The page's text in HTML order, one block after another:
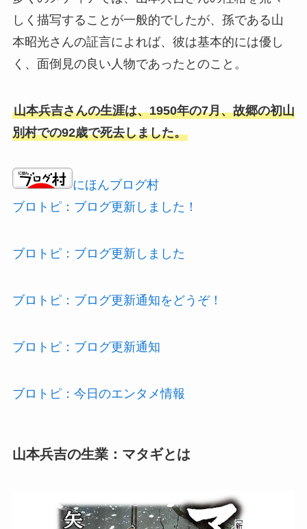
しく描写することが一般的でしたが、孫である山
本昭光さんの証言によれば、彼は基本的には優し
く、面倒見の良い人物であったとのこと。
山本兵吉さんの生涯は、1950年の7月、故郷の初山
別村での92歳で死去しました。
にほんブログ村
ブロトピ：ブログ更新しました！
ブロトピ：ブログ更新しました
ブロトピ：ブログ更新通知をどうぞ！
ブロトピ：ブログ更新通知
ブロトピ：今日のエンタメ情報
山本兵吉の生業：マタギとは